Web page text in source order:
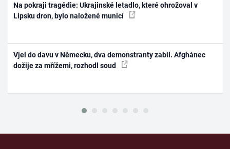
Na pokraji tragédie: Ukrajinské letadlo, které ohrožoval v
Lipsku dron, bylo naložené municí
Vjel do davu v Německu, dva demonstranty zabil. Afghánec
dožije za mřížemi, rozhodl soud